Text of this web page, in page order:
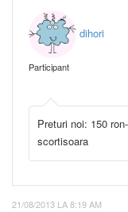
dihori
Participant
Preturi noi: 150
scortisoara
21/08/2013 LA 8:19 AM